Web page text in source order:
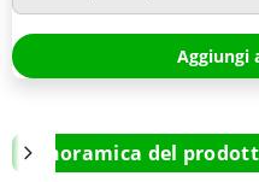
Aggiungi
Panoramica del